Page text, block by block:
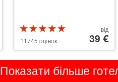
5 з 5
11745 оцінок 110 €
від
39 €
Показати більше